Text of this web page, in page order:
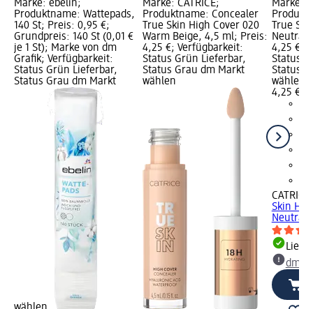
Marke: ebelin;
Produktname: Wattepads,
140 St; Preis: 0,95 €;
Grundpreis: 140 St (0,01 €
je 1 St); Marke von dm
Grafik; Verfügbarkeit:
Status Grün Lieferbar,
Status Grau dm Markt
Marke: CATRICE;
Produktname: Concealer
True Skin High Cover 020
Warm Beige, 4,5 ml; Preis:
4,25 €; Verfügbarkeit:
Status Grün Lieferbar,
Status Grau dm Markt
wählen
Marke:
True
Neutral
4,25 €;
Status
Status
wählen
4,25 €
CATRICE
Skin
Neutral
dm